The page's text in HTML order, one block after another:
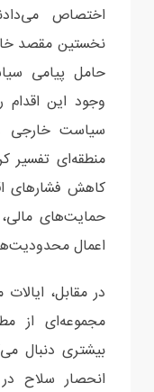
اختصاص
نخستین مقصد
حامل پیامی
وجود این اقدام
سیاست خارجی
منطقه‌ای تفسیر
کاهش فشارهای
حمایت‌های مالی،
اعمال
در مقابل،
مجموعه‌ای از
بیشتری دنبال
انحصار سلاح